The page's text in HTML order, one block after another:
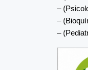
–
–
–